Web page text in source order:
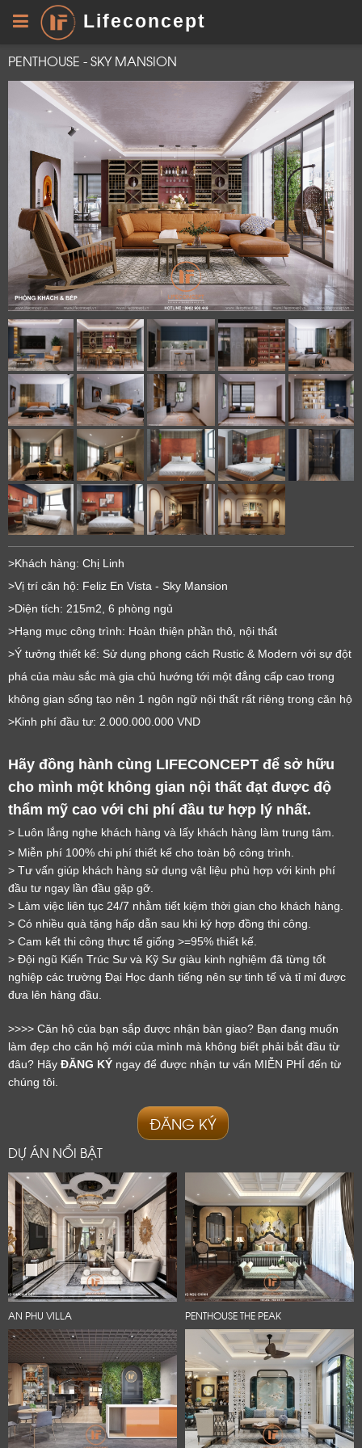
Lifeconcept
PENTHOUSE - SKY MANSION
>Khách hàng: Chị Linh
>Vị trí căn hộ: Feliz En Vista - Sky Mansion
>Diện tích: 215m2, 6 phòng ngủ
>Hạng mục công trình: Hoàn thiện phần thô, nội thất
>Ý tưởng thiết kế: Sử dụng phong cách Rustic & Modern với sự đột
phá của màu sắc mà gia chủ hướng tới một đẳng cấp cao trong
không gian sống tạo nên 1 ngôn ngữ nội thất rất riêng trong căn hộ
>Kinh phí đầu tư: 2.000.000.000 VND
Hãy đồng hành cùng LIFECONCEPT để sở hữu
cho mình một không gian nội thất đạt được độ
thẩm mỹ cao với chi phí đầu tư hợp lý nhất.
> Luôn lắng nghe khách hàng và lấy khách hàng làm trung tâm.
> Miễn phí 100% chi phí thiết kế cho toàn bộ công trình.
> Tư vấn giúp khách hàng sử dụng vật liệu phù hợp với kinh phí
đầu tư ngay lần đầu gặp gỡ.
> Làm việc liên tục 24/7 nhằm tiết kiệm thời gian cho khách hàng.
> Có nhiều quà tặng hấp dẫn sau khi ký hợp đồng thi công.
> Cam kết thi công thực tế giống >=95% thiết kế.
> Đội ngũ Kiến Trúc Sư và Kỹ Sư giàu kinh nghiệm đã từng tốt
nghiệp các trường Đại Học danh tiếng nên sự tinh tế và tỉ mỉ được
đưa lên hàng đầu.
>>>> Căn hộ của bạn sắp được nhận bàn giao? Bạn đang muốn
làm đẹp cho căn hộ mới của mình mà không biết phải bắt đầu từ
đâu? Hãy ĐĂNG KÝ ngay để được nhận tư vấn MIỄN PHÍ đến từ
chúng tôi.
ĐĂNG KÝ
DỰ ÁN NỔI BẬT
AN PHU VILLA PENTHOUSE THE PEAK
LỜI CẢM ƠN
LIFECONCEPT
Cảm ơn quý khách đã để lại thông tin.
Chúng tôi sẽ liên hệ lại trong thời gian sớm nhất